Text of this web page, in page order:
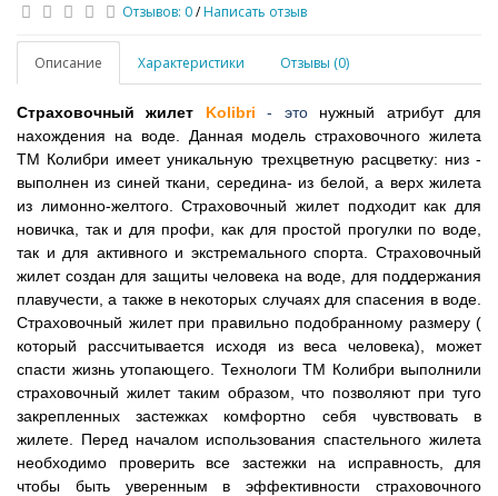
Отзывов: 0/Написать отзыв
Описание Характеристики Отзывы (0)
Страховочный жилет Kolibri - это
нужный атрибут для
нахождения на воде. Данная модель страховочного жилета
ТМ Колибри имеет уникальную трехцветную расцветку: низ -
выполнен из синей ткани, середина- из белой, а верх жилета
из лимонно-желтого. Страховочный жилет подходит как для
новичка, так и для профи, как для простой прогулки по воде,
так и для активного и экстремального спорта. Страховочный
жилет создан для защиты человека на воде, для поддержания
плавучести, а также в некоторых случаях для спасения в воде.
Страховочный жилет при правильно подобранному размеру (
который рассчитывается исходя из веса человека), может
спасти жизнь утопающего. Технологи ТМ Колибри выполнили
страховочный жилет таким образом, что позволяют при туго
закрепленных застежках комфортно себя чувствовать в
жилете. Перед началом использования спастельного жилета
необходимо проверить все застежки на исправность, для
чтобы быть уверенным в эффективности страховочного